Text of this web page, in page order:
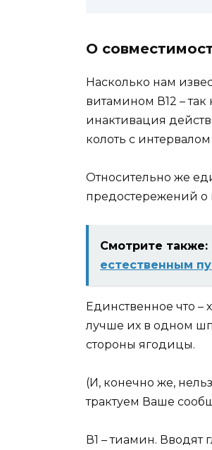
О
Насколько нам
витамином В12 –
инактивация
колоть с
Относительно же
предостережений о
Смотрите также:
естественным
Единственное что –
лучше их в одном
стороны ягодицы.
(И, конечно же,
трактуем Ваше
В1 – тиамин. Вводят